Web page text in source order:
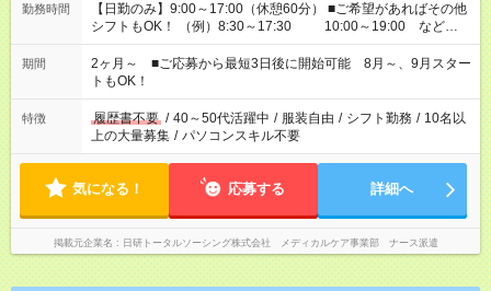
勤務時間
【日勤のみ】9:00～17:00（休憩60分） ■ご希望があればその他
シフトもOK！ （例）8:30～17:30 10:00～19:00 など
「家族とお休みを合わせたい」 「できれば残業はしたくない」
など、あなたのご希望に沿ったお仕事をご紹介します！ ※Wワ
ーク希望の方へ 今ご覧のお仕事で希望する勤務時間と、もう1つ
のお仕事の勤務時間。 合計で週40時間を超える場合は応募でき
ません
期間
2ヶ月～ ■ご応募から最短3日後に開始可能 8月～、9月スター
トもOK！
特徴 履歴書不要 / 40～50代活躍中 / 服装自由 / シフト勤務 / 10名以
上の大量募集 / パソコンスキル不要
気になる！ 応募する 詳細へ
掲載元企業名 日研トータルソーシング株式会社 メディカルケア事業部 ナース派遣